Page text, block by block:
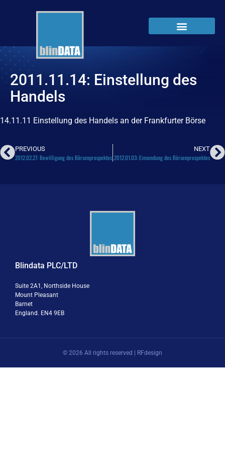
2011.11.14: Einstellung des
Handels
14.11.11 Einstellung des Handels an der Frankfurter Börse
PREVIOUS
2012.02.27: Bewilligung des Börsenprospektes
NEXT
2012.01.03: Einsendung des Börsenprospektes
Blindata PLC/LTD
Suite 2A1, Northside House
Mount Pleasant
Barnet
England. EN4 9EB
© 2026 All rights reserved | RFdesign